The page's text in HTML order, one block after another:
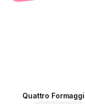
Quattro Formaggi